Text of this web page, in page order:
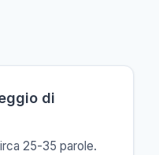
di
25-35 parole.